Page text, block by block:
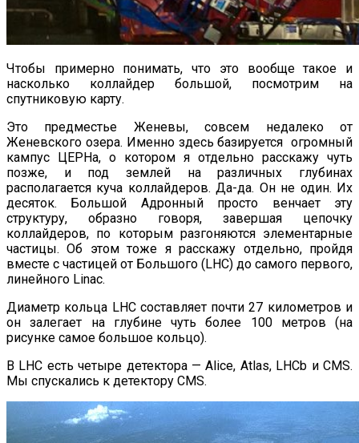
Чтобы примерно понимать, что это вообще такое и
насколько коллайдер большой, посмотрим на
спутниковую карту.
Это предместье Женевы, совсем недалеко от
Женевского озера. Именно здесь базируется огромный
кампус ЦЕРНа, о котором я отдельно расскажу чуть
позже, и под землей на различных глубинах
располагается куча коллайдеров. Да-да. Он не один. Их
десяток. Большой Адронный просто венчает эту
структуру, образно говоря, завершая цепочку
коллайдеров, по которым разгоняются элементарные
частицы. Об этом тоже я расскажу отдельно, пройдя
вместе с частицей от Большого (LHC) до самого первого,
линейного Linac.
Диаметр кольца LHC составляет почти 27 километров и
он залегает на глубине чуть более 100 метров (на
рисунке самое большое кольцо).
В LHC есть четыре детектора — Alice, Atlas, LHCb и CMS.
Мы спускались к детектору CMS.